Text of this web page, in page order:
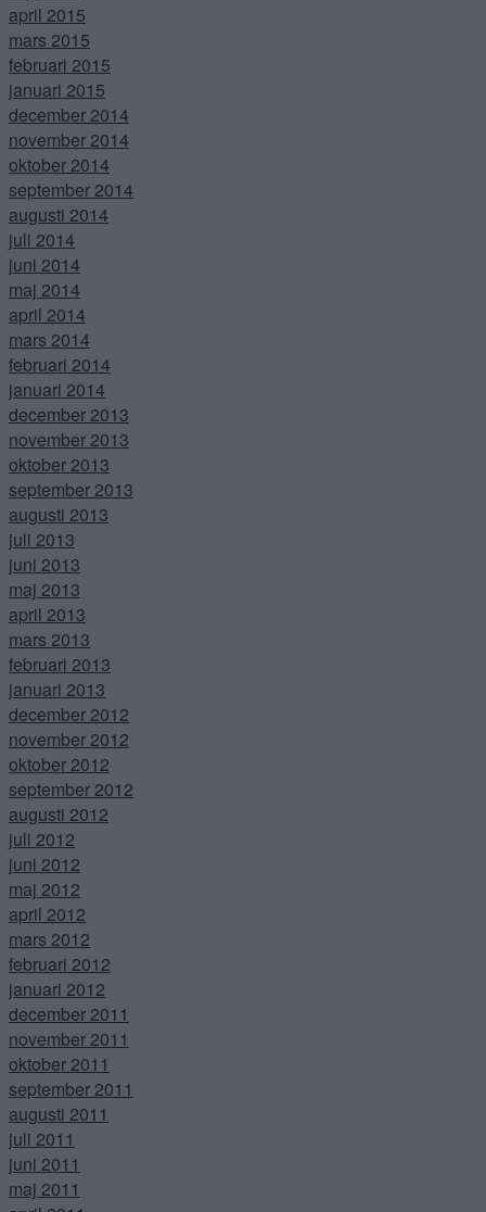
april 2015
mars 2015
februari 2015
januari 2015
december 2014
november 2014
oktober 2014
september 2014
augusti 2014
juli 2014
juni 2014
maj 2014
april 2014
mars 2014
februari 2014
januari 2014
december 2013
november 2013
oktober 2013
september 2013
augusti 2013
juli 2013
juni 2013
maj 2013
april 2013
mars 2013
februari 2013
januari 2013
december 2012
november 2012
oktober 2012
september 2012
augusti 2012
juli 2012
juni 2012
maj 2012
april 2012
mars 2012
februari 2012
januari 2012
december 2011
november 2011
oktober 2011
september 2011
augusti 2011
juli 2011
juni 2011
maj 2011